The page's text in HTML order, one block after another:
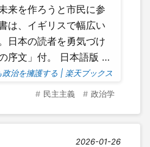
来を作ろうと市民に参
は、イギリスで幅広い
日本の読者を勇気づけ
序文」付。 日本語版 …
治を擁護する | 楽天ブックス
民主主義 政治学
2026-01-26